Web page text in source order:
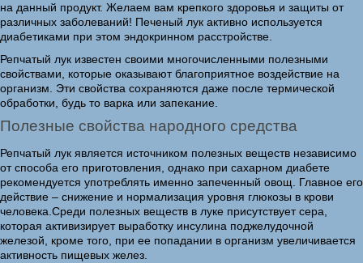
на данный продукт. Желаем вам крепкого здоровья и защиты от
различных заболеваний! Печеный лук активно используется
диабетиками при этом эндокринном расстройстве.
Репчатый лук известен своими многочисленными полезными
свойствами, которые оказывают благоприятное воздействие на
организм. Эти свойства сохраняются даже после термической
обработки, будь то варка или запекание.
Полезные свойства народного средства
Репчатый лук является источником полезных веществ независимо
от способа его приготовления, однако при сахарном диабете
рекомендуется употреблять именно запеченный овощ. Главное его
действие – снижение и нормализация уровня глюкозы в крови
человека.Среди полезных веществ в луке присутствует сера,
которая активизирует выработку инсулина поджелудочной
железой, кроме того, при ее попадании в организм увеличивается
активность пищевых желез.